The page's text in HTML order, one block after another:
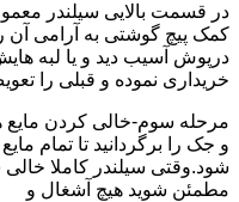
در قسمت بالایی سیلندر
کمک پیچ گوشتی به آرامی آن
درپوش آسیب دید و یا لبه
خریداری نموده و قبلی را
مرحله سوم-خالی کردن مایع
و جک را برگردانید تا تمام
شود.وقتی سیلندر کاملا خالی
مطمئن شوید هیچ آشغال و